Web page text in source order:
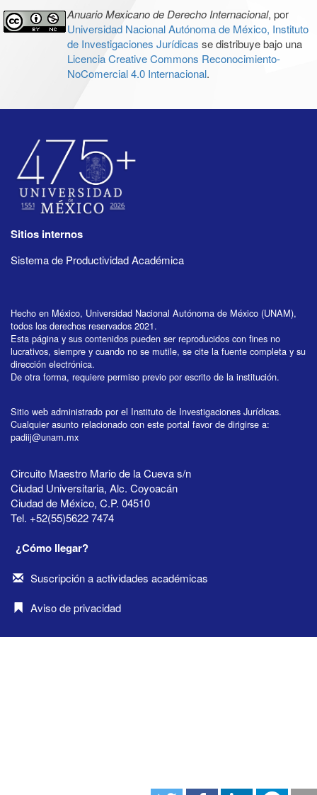
Anuario Mexicano de Derecho Internacional, por
Universidad Nacional Autónoma de México, Instituto
de Investigaciones Jurídicas se distribuye bajo una
Licencia Creative Commons Reconocimiento-
NoComercial 4.0 Internacional.
Sitios internos
Sistema de Productividad Académica
Hecho en México, Universidad Nacional Autónoma de México (UNAM),
todos los derechos reservados 2021.
Esta página y sus contenidos pueden ser reproducidos con fines no
lucrativos, siempre y cuando no se mutile, se cite la fuente completa y su
dirección electrónica.
De otra forma, requiere permiso previo por escrito de la institución.
Sitio web administrado por el Instituto de Investigaciones Jurídicas.
Cualquier asunto relacionado con este portal favor de dirigirse a:
padiij@unam.mx
Circuito Maestro Mario de la Cueva s/n
Ciudad Universitaria, Alc. Coyoacán
Ciudad de México, C.P. 04510
Tel. +52(55)5622 7474
¿Cómo llegar?
Suscripción a actividades académicas
Aviso de privacidad